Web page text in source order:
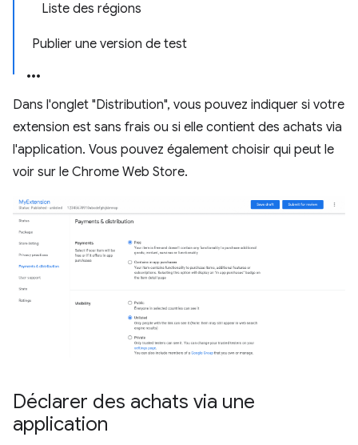
Liste des régions
Publier une version de test
Dans l'onglet "Distribution", vous pouvez indiquer si votre
extension est sans frais ou si elle contient des achats via
l'application. Vous pouvez également choisir qui peut le
voir sur le Chrome Web Store.
Déclarer des achats via une
application